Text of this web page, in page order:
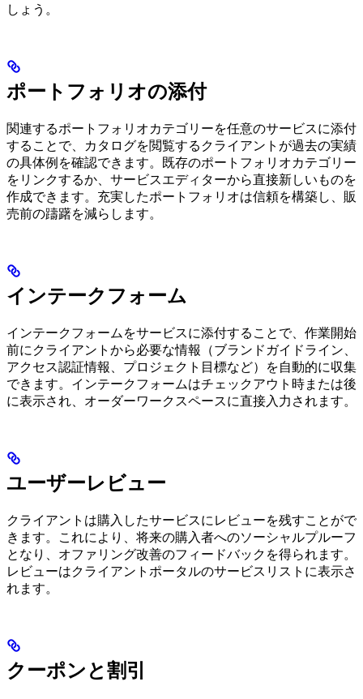
しょう。
ポートフォリオの添付
関連するポートフォリオカテゴリーを任意のサービスに添付
することで、カタログを閲覧するクライアントが過去の実績
の具体例を確認できます。既存のポートフォリオカテゴリー
をリンクするか、サービスエディターから直接新しいものを
作成できます。充実したポートフォリオは信頼を構築し、販
売前の躊躇を減らします。
インテークフォーム
インテークフォームをサービスに添付することで、作業開始
前にクライアントから必要な情報（ブランドガイドライン、
アクセス認証情報、プロジェクト目標など）を自動的に収集
できます。インテークフォームはチェックアウト時または後
に表示され、オーダーワークスペースに直接入力されます。
ユーザーレビュー
クライアントは購入したサービスにレビューを残すことがで
きます。これにより、将来の購入者へのソーシャルプルーフ
となり、オファリング改善のフィードバックを得られます。
レビューはクライアントポータルのサービスリストに表示さ
れます。
クーポンと割引